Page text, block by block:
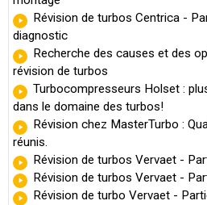
Révision de turbos Centrica -
diagnostic
Recherche des causes et des
révision de turbos
Turbocompresseurs Holset :
dans le domaine des turbos!
Révision chez MasterTurbo :
réunis.
Révision de turbos Vervaet -
Révision de turbos Vervaet -
Révision de turbo Vervaet -